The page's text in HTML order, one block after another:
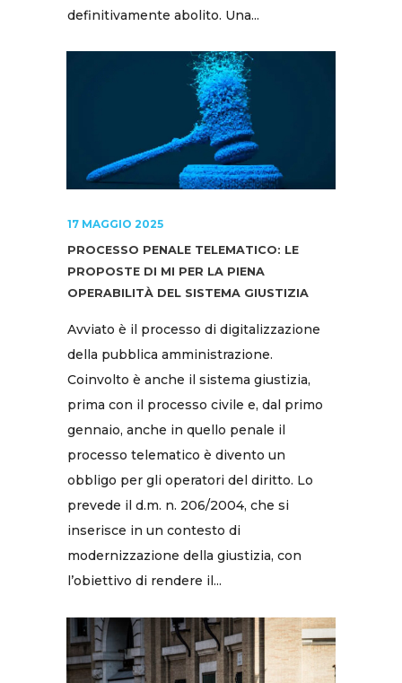
definitivamente abolito. Una...
17 MAGGIO 2025
PROCESSO PENALE TELEMATICO: LE
PROPOSTE DI MI PER LA PIENA
OPERABILITÀ DEL SISTEMA GIUSTIZIA
Avviato è il processo di digitalizzazione
della pubblica amministrazione.
Coinvolto è anche il sistema giustizia,
prima con il processo civile e, dal primo
gennaio, anche in quello penale il
processo telematico è divento un
obbligo per gli operatori del diritto. Lo
prevede il d.m. n. 206/2004, che si
inserisce in un contesto di
modernizzazione della giustizia, con
l’obiettivo di rendere il...